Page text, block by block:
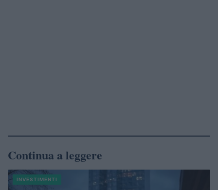
Continua a leggere
INVESTIMENTI